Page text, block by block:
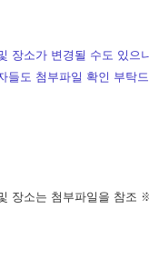
장소가 변경될 수도 있으
들도 첨부파일 확인 부탁
장소는 첨부파일을 참조